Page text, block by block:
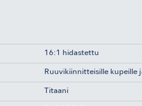
16:1 hidastettu
Ruuvikiinnitteisille kupeille
Titaani